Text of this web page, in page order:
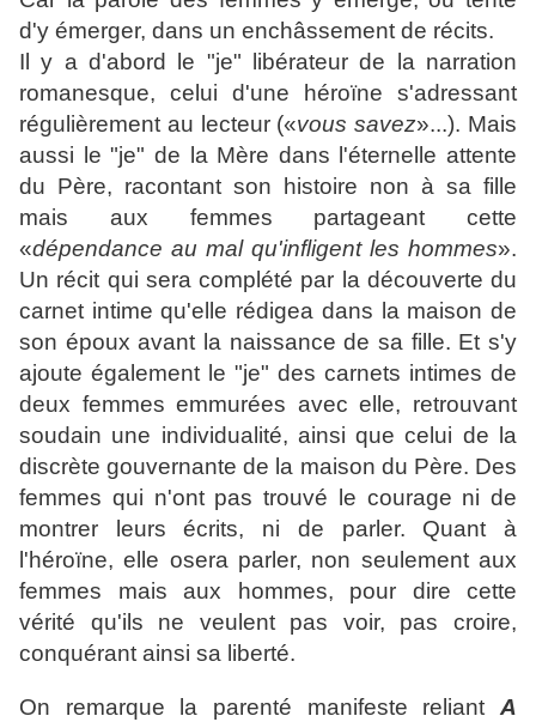
d'y émerger, dans un enchâssement de récits.
Il y a d'abord le "je" libérateur de la narration
romanesque, celui d'une héroïne s'adressant
régulièrement au lecteur («vous savez»...). Mais
aussi le "je" de la Mère dans l'éternelle attente
du Père, racontant son histoire non à sa fille
mais aux femmes partageant cette
«dépendance au mal qu'infligent les hommes».
Un récit qui sera complété par la découverte du
carnet intime qu'elle rédigea dans la maison de
son époux avant la naissance de sa fille. Et s'y
ajoute également le "je" des carnets intimes de
deux femmes emmurées avec elle, retrouvant
soudain une individualité, ainsi que celui de la
discrète gouvernante de la maison du Père. Des
femmes qui n'ont pas trouvé le courage ni de
montrer leurs écrits, ni de parler. Quant à
l'héroïne, elle osera parler, non seulement aux
femmes mais aux hommes, pour dire cette
vérité qu'ils ne veulent pas voir, pas croire,
conquérant ainsi sa liberté.
On remarque la parenté manifeste reliant A